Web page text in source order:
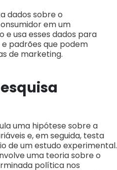
dados sobre o
em um
usa esses dados para
padrões que podem
de marketing.
uma hipótese sobre a
e, em seguida, testa
de um estudo experimental.
uma teoria sobre o
política nos